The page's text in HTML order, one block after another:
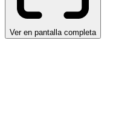
Ver en pantalla completa